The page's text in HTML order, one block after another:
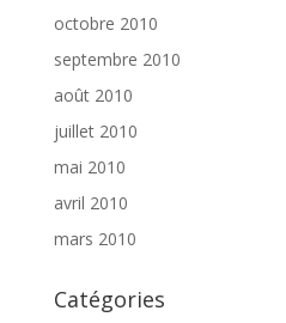
octobre 2010
septembre 2010
août 2010
juillet 2010
mai 2010
avril 2010
mars 2010
Catégories